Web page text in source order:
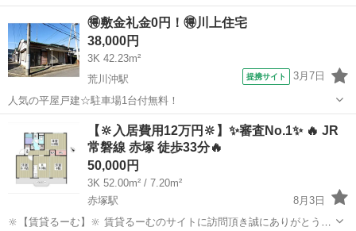
ざいます🙇 当社では、どこよりも安く入居できる不動産屋を目指し 活
動しております。 ✨コンセプト✨ 1，お客様ご自身で...
鹿島サッカースタジアム（臨）駅
物件
🉐敷金礼金0円！🉐川上住宅
38,000円
3K 42.23m²
荒川沖駅
提携サイト 3月7日
人気の平屋戸建☆駐車場1台付無料！
荒川沖駅 一戸建て
【🔆入居費用12万円🔆】✨審査No.1✨ 🔥 JR
常磐線 赤塚 徒歩33分🔥
50,000円
3K 52.00m² / 7.20m²
赤塚駅
8月3日
🔆【賃貸るーむ】🔆 賃貸るーむのサイトに訪問頂き誠にありがとうご